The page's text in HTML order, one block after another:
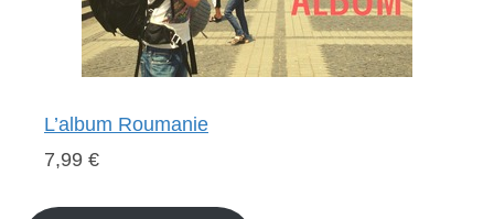
L’album Roumanie
7,99 €